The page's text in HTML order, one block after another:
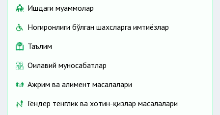
Ишдаги муаммолар
Ногиронлиги бўлган шахсларга имтиёзлар
Таълим
Оилавий муносабатлар
Ажрим ва алимент масалалари
Гендер тенглик ва хотин-қизлар масалалари